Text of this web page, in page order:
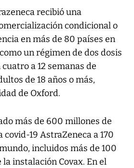
recibió una
condicional o
en más de 80 países en
un régimen de dos dosis
a 12 semanas de
de 18 años o más,
de Oxford.
más de 600 millones de
covid-19 AstraZeneca a 170
incluidos más de 100
instalación Covax. En el